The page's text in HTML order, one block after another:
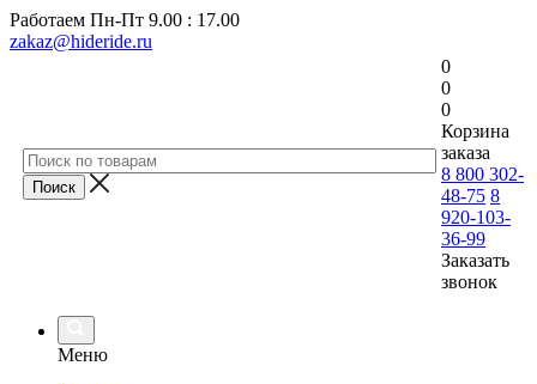
Работаем Пн-Пт 9.00 : 17.00
zakaz@hideride.ru
0
0
0
Корзина
заказа
8 800 302-
48-75 8
920-103-
36-99
Заказать
звонок
Меню